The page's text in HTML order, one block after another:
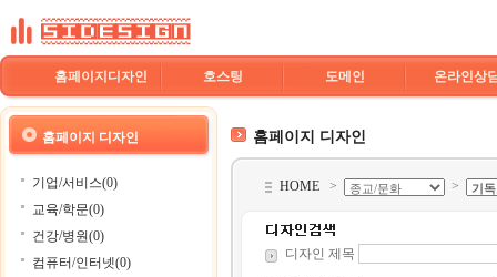
홈페이지디자인 호스팅 도메인 온라인상
홈페이지 디자인
기업/서비스(0)
교육/학문(0)
건강/병원(0)
컴퓨터/인터넷(0)
홈페이지 디자인
HOME > >
디자인 제목